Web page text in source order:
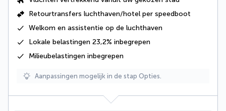
Retourtransfers luchthaven/hotel per speedboot
Welkom en assistentie op de luchthaven
Lokale belastingen 23,2% inbegrepen
Milieubelastingen inbegrepen
Aanpassingen mogelijk in de stap Opties.